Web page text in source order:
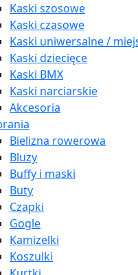
Kaski szosowe
Kaski czasowe
Kaski uniwersalne /
Kaski dziecięce
Kaski BMX
Kaski narciarskie
Akcesoria
Bielizna rowerowa
Bluzy
Buffy i maski
Buty
Czapki
Gogle
Kamizelki
Koszulki